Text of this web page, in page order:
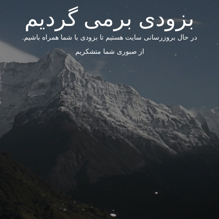
بزودی برمی گردیم
در حال بروزرسانی سایت هستیم تا بزودی با شما همراه باشیم.
از صبوری شما متشکریم